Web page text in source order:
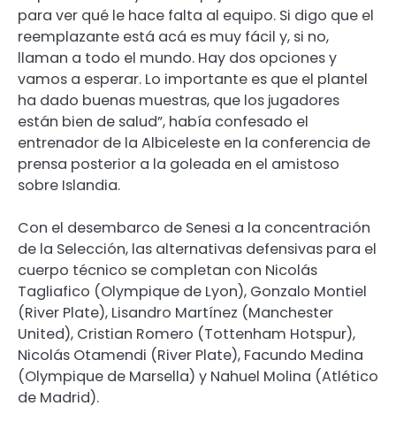
para ver qué le hace falta al equipo. Si digo que el
reemplazante está acá es muy fácil y, si no,
llaman a todo el mundo. Hay dos opciones y
vamos a esperar. Lo importante es que el plantel
ha dado buenas muestras, que los jugadores
están bien de salud”, había confesado el
entrenador de la Albiceleste en la conferencia de
prensa posterior a la goleada en el amistoso
sobre Islandia.
Con el desembarco de Senesi a la concentración
de la Selección, las alternativas defensivas para el
cuerpo técnico se completan con Nicolás
Tagliafico (Olympique de Lyon), Gonzalo Montiel
(River Plate), Lisandro Martínez (Manchester
United), Cristian Romero (Tottenham Hotspur),
Nicolás Otamendi (River Plate), Facundo Medina
(Olympique de Marsella) y Nahuel Molina (Atlético
de Madrid).